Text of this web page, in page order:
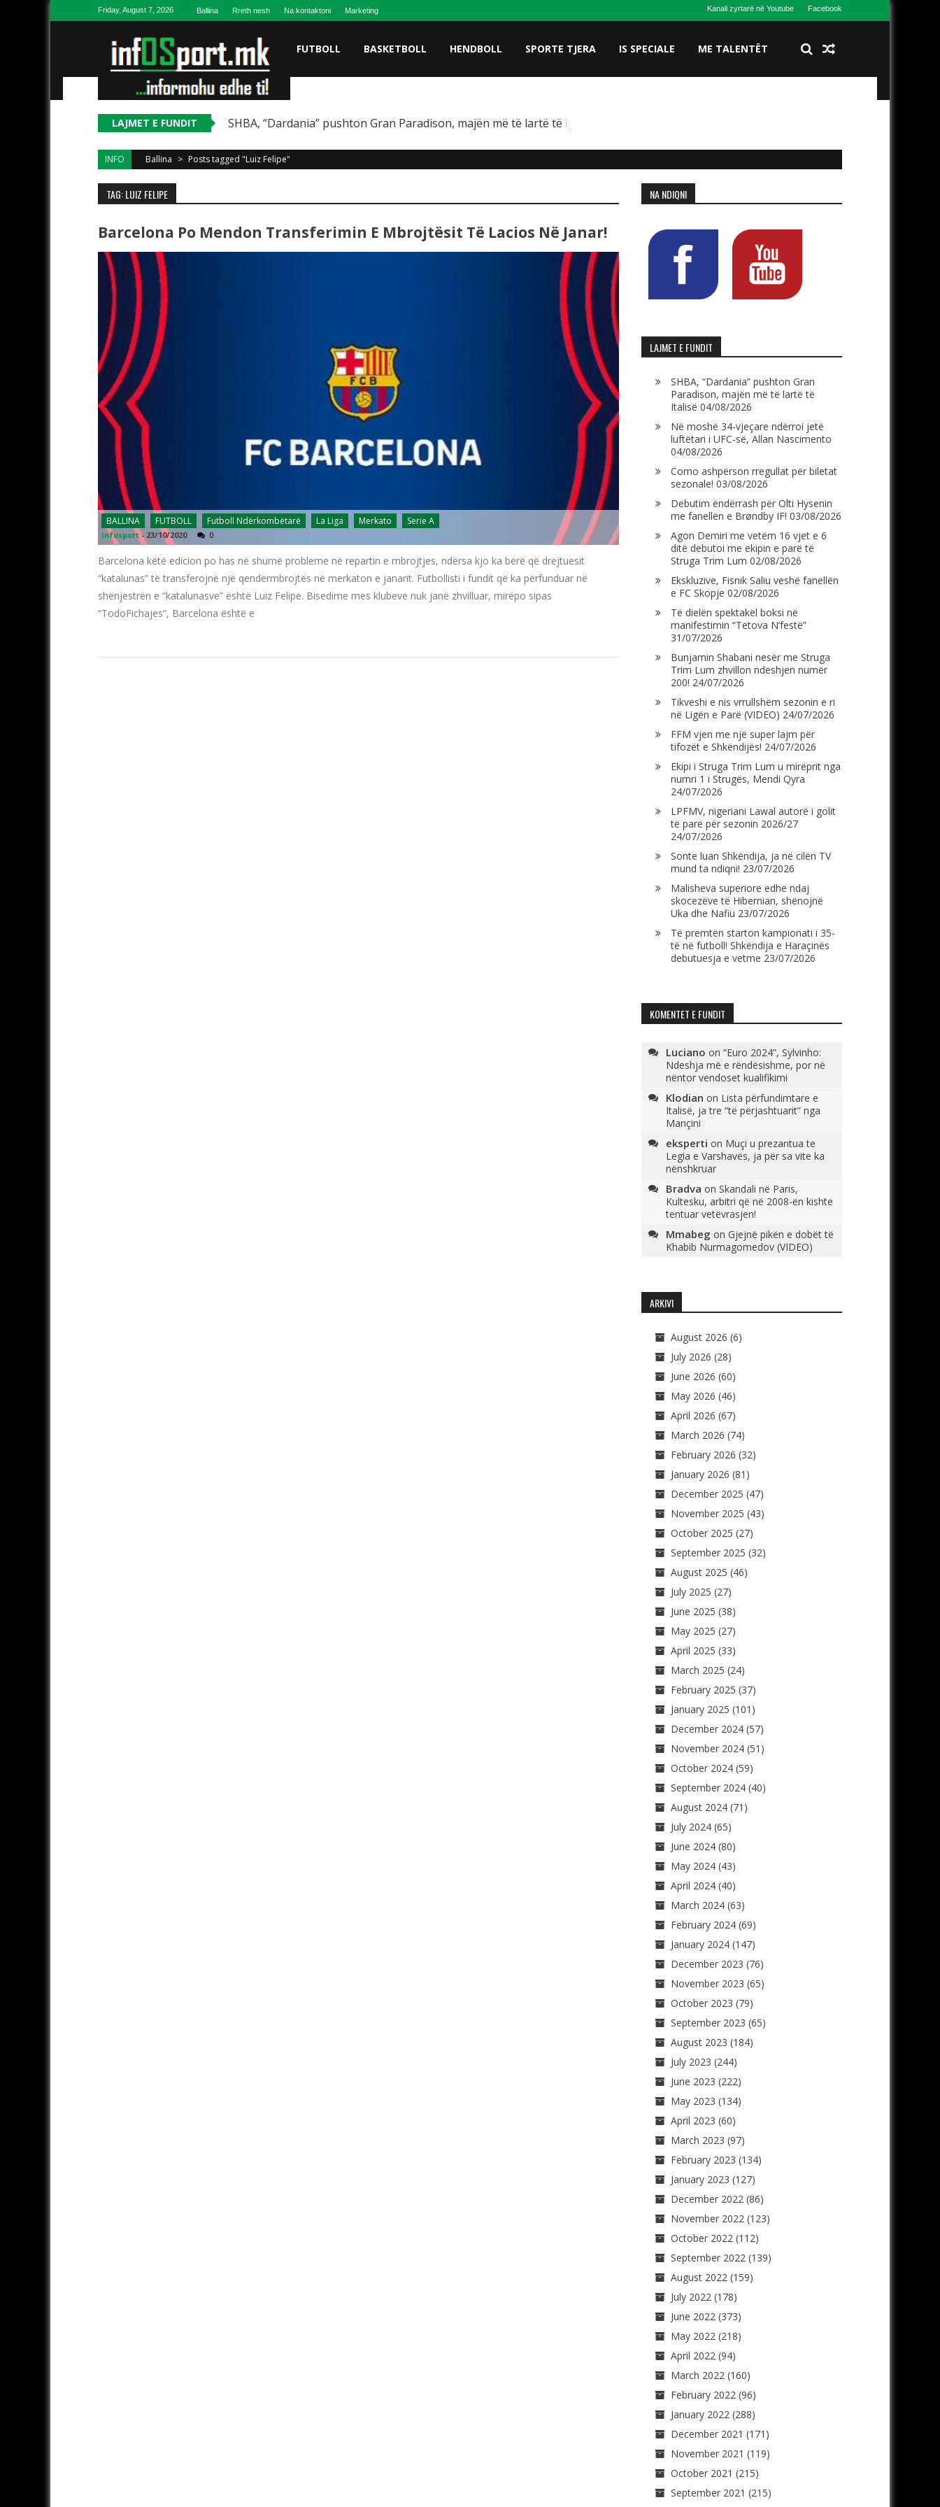
Skip to contentFriday, August 7, 2026 Ballina Rreth nesh Na kontaktoni Marketing Kanali zyrtarë në Youtube Facebook
FUTBOLL BASKETBOLL HENDBOLL SPORTE TJERA IS SPECIALE ME TALENTËT
LAJMET E FUNDIT SHBA, “Dardania” pushton Gran Paradison, majën më të lartë të Italisë
INFO Ballina > Posts tagged "Luiz Felipe"
TAG: LUIZ FELIPE
Barcelona Po Mendon Transferimin E Mbrojtësit Të Lacios Në Janar!
BALLINA FUTBOLL Futboll Ndërkombëtarë La Liga Merkato Serie A
infosport - 23/10/2020 0
Barcelona këtë edicion po has në shumë probleme në repartin e mbrojtjes, ndërsa kjo ka bërë që drejtuesit
“katalunas” të transferojnë një qendërmbrojtës në merkaton e janarit. Futbollisti i fundit që ka përfunduar në
shënjestrën e “katalunasve” është Luiz Felipe. Bisedime mes klubeve nuk janë zhvilluar, mirëpo sipas
“TodoFichajes”, Barcelona është e
NA NDIQNI
LAJMET E FUNDIT
SHBA, “Dardania” pushton Gran
Paradison, majën më të lartë të
Italisë 04/08/2026
Në moshë 34-vjeçare ndërroi jetë
luftëtari i UFC-së, Allan Nascimento
04/08/2026
Como ashpërson rregullat për biletat
sezonale! 03/08/2026
Debutim ëndërrash për Olti Hysenin
me fanellën e Brøndby IF! 03/08/2026
Agon Demiri me vetëm 16 vjet e 6
ditë debutoi me ekipin e parë të
Struga Trim Lum 02/08/2026
Ekskluzive, Fisnik Saliu veshë fanellën
e FC Skopje 02/08/2026
Të dielën spektakël boksi në
manifestimin “Tetova N’festë”
31/07/2026
Bunjamin Shabani nesër me Struga
Trim Lum zhvillon ndeshjen numër
200! 24/07/2026
Tikveshi e nis vrrullshëm sezonin e ri
në Ligën e Parë (VIDEO) 24/07/2026
FFM vjen me një super lajm për
tifozët e Shkëndijës! 24/07/2026
Ekipi i Struga Trim Lum u mirëprit nga
numri 1 i Strugës, Mendi Qyra
24/07/2026
LPFMV, nigeriani Lawal autorë i golit
të parë për sezonin 2026/27
24/07/2026
Sonte luan Shkëndija, ja në cilën TV
mund ta ndiqni! 23/07/2026
Malisheva superiore edhe ndaj
skocezëve të Hibernian, shënojnë
Uka dhe Nafiu 23/07/2026
Të premtën starton kampionati i 35-
të në futboll! Shkëndija e Haraçinës
debutuesja e vetme 23/07/2026
KOMENTET E FUNDIT
Luciano on “Euro 2024”, Sylvinho:
Ndeshja më e rëndësishme, por në
nëntor vendoset kualifikimi
Klodian on Lista përfundimtare e
Italisë, ja tre “të përjashtuarit” nga
Mançini
eksperti on Muçi u prezantua te
Legia e Varshavës, ja për sa vite ka
nënshkruar
Bradva on Skandali në Paris,
Kultesku, arbitri që në 2008-ën kishte
tentuar vetëvrasjen!
Mmabeg on Gjejnë pikën e dobët të
Khabib Nurmagomedov (VIDEO)
ARKIVI
August 2026 (6)
July 2026 (28)
June 2026 (60)
May 2026 (46)
April 2026 (67)
March 2026 (74)
February 2026 (32)
January 2026 (81)
December 2025 (47)
November 2025 (43)
October 2025 (27)
September 2025 (32)
August 2025 (46)
July 2025 (27)
June 2025 (38)
May 2025 (27)
April 2025 (33)
March 2025 (24)
February 2025 (37)
January 2025 (101)
December 2024(57)
November 2024(51)
October 2024(59)
September 2024(40)
August 2024(71)
July 2024(65)
June 2024(80)
May 2024(43)
April 2024(40)
March 2024(63)
February 2024(69)
January 2024(147)
December 2023 (76)
November 2023 (65)
October 2023 (79)
September 2023 (65)
August 2023 (184)
July 2023 (244)
June 2023 (222)
May 2023 (134)
April 2023 (60)
March 2023 (97)
February 2023 (134)
January 2023 (127)
December 2022(86)
November 2022(123)
October 2022(112)
September 2022(139)
August 2022(159)
July 2022(178)
June 2022(373)
May 2022(218)
April 2022(94)
March 2022(160)
February 2022(96)
January 2022(288)
December 2021 (171)
November 2021 (119)
October 2021 (215)
September 2021 (215)